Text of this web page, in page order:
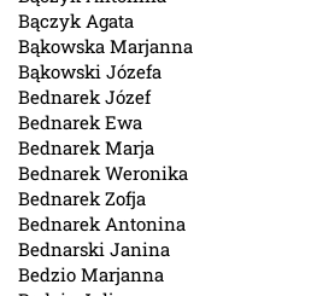
Bączyk Agata
Bąkowska Marjanna
Bąkowski Józefa
Bednarek Józef
Bednarek Ewa
Bednarek Marja
Bednarek Weronika
Bednarek Zofja
Bednarek Antonina
Bednarski Janina
Bedzio Marjanna